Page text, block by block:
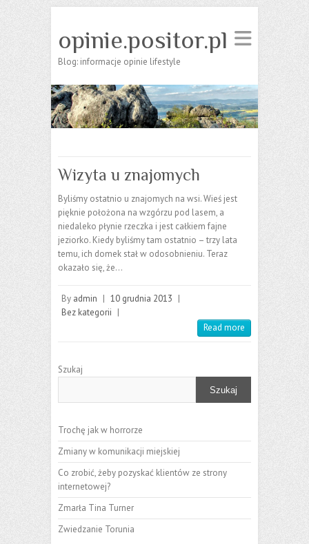
opinie.positor.pl
Blog: informacje opinie lifestyle
Wizyta u znajomych
Byliśmy ostatnio u znajomych na wsi. Wieś jest
pięknie położona na wzgórzu pod lasem, a
niedaleko płynie rzeczka i jest całkiem fajne
jeziorko. Kiedy byliśmy tam ostatnio – trzy lata
temu, ich domek stał w odosobnieniu. Teraz
okazało się, że…
By admin | 10 grudnia 2013 |
Bez kategorii |
Read more
Szukaj
Szukaj
Trochę jak w horrorze
Zmiany w komunikacji miejskiej
Co zrobić, żeby pozyskać klientów ze strony
internetowej?
Zmarła Tina Turner
Zwiedzanie Torunia